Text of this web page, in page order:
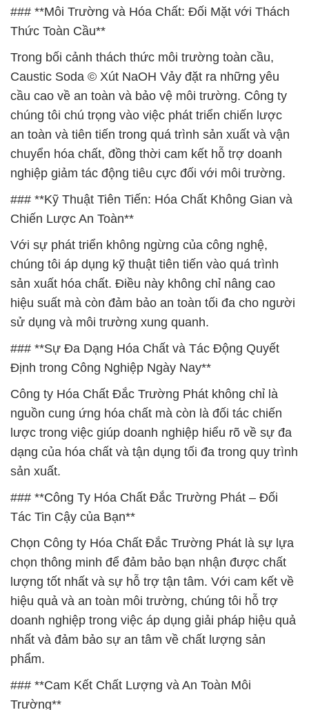
### **Môi Trường và Hóa Chất: Đối Mặt với Thách
Thức Toàn Cầu**
Trong bối cảnh thách thức môi trường toàn cầu,
Caustic Soda © Xút NaOH Vảy đặt ra những yêu
cầu cao về an toàn và bảo vệ môi trường. Công ty
chúng tôi chú trọng vào việc phát triển chiến lược
an toàn và tiên tiến trong quá trình sản xuất và vận
chuyển hóa chất, đồng thời cam kết hỗ trợ doanh
nghiệp giảm tác động tiêu cực đối với môi trường.
### **Kỹ Thuật Tiên Tiến: Hóa Chất Không Gian và
Chiến Lược An Toàn**
Với sự phát triển không ngừng của công nghệ,
chúng tôi áp dụng kỹ thuật tiên tiến vào quá trình
sản xuất hóa chất. Điều này không chỉ nâng cao
hiệu suất mà còn đảm bảo an toàn tối đa cho người
sử dụng và môi trường xung quanh.
### **Sự Đa Dạng Hóa Chất và Tác Động Quyết
Định trong Công Nghiệp Ngày Nay**
Công ty Hóa Chất Đắc Trường Phát không chỉ là
nguồn cung ứng hóa chất mà còn là đối tác chiến
lược trong việc giúp doanh nghiệp hiểu rõ về sự đa
dạng của hóa chất và tận dụng tối đa trong quy trình
sản xuất.
### **Công Ty Hóa Chất Đắc Trường Phát – Đối
Tác Tin Cậy của Bạn**
Chọn Công ty Hóa Chất Đắc Trường Phát là sự lựa
chọn thông minh để đảm bảo bạn nhận được chất
lượng tốt nhất và sự hỗ trợ tận tâm. Với cam kết về
hiệu quả và an toàn môi trường, chúng tôi hỗ trợ
doanh nghiệp trong việc áp dụng giải pháp hiệu quả
nhất và đảm bảo sự an tâm về chất lượng sản
phẩm.
### **Cam Kết Chất Lượng và An Toàn Môi
Trường**